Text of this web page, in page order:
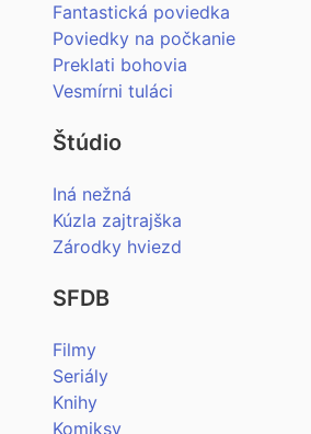
Fantastická poviedka
Poviedky na počkanie
Preklati bohovia
Vesmírni tuláci
Štúdio
Iná nežná
Kúzla zajtrajška
Zárodky hviezd
SFDB
Filmy
Seriály
Knihy
Komiksy